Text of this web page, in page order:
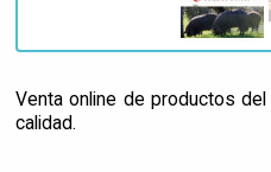
Venta online de productos
calidad.